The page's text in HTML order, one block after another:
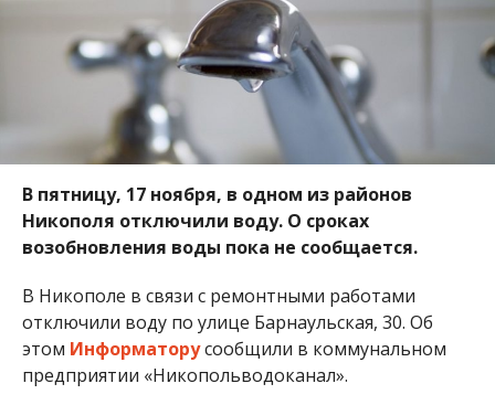
В пятницу, 17 ноября, в одном из районов
Никополя отключили воду. О сроках
возобновления воды пока не сообщается.
В Никополе в связи с ремонтными работами
отключили воду по улице Барнаульская, 30. Об
этом Информаторусообщили в коммунальном
предприятии «Никопольводоканал».